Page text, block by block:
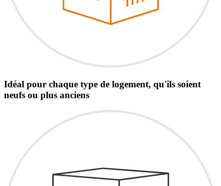
Idéal pour chaque type de logement, qu'ils soient
neufs ou plus anciens